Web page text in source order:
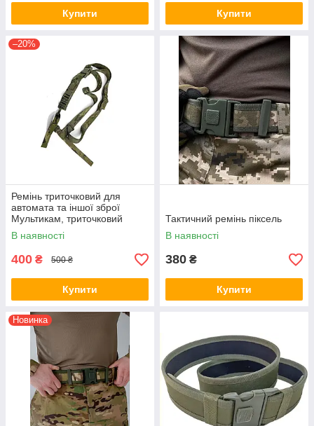
Купити Купити
–20%
Ремінь триточковий для
автомата та іншої зброї
Мультикам, триточковий
ремінь для рушниці
В наявності
400 ₴ 500 ₴
Купити
Тактичний ремінь піксель
В наявності
380 ₴
Купити
Новинка